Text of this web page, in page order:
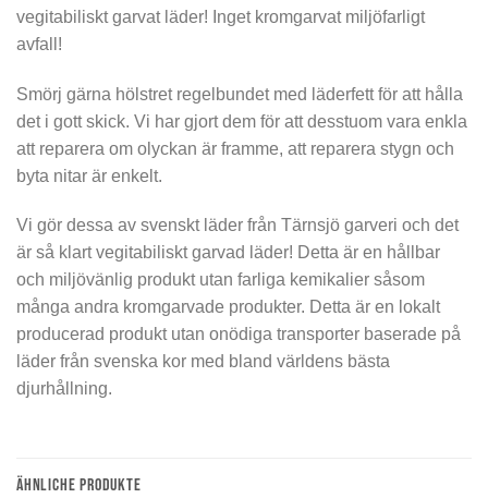
vegitabiliskt garvat läder! Inget kromgarvat miljöfarligt
avfall!
Smörj gärna hölstret regelbundet med läderfett för att hålla
det i gott skick. Vi har gjort dem för att desstuom vara enkla
att reparera om olyckan är framme, att reparera stygn och
byta nitar är enkelt.
Vi gör dessa av svenskt läder från Tärnsjö garveri och det
är så klart vegitabiliskt garvad läder! Detta är en hållbar
och miljövänlig produkt utan farliga kemikalier såsom
många andra kromgarvade produkter. Detta är en lokalt
producerad produkt utan onödiga transporter baserade på
läder från svenska kor med bland världens bästa
djurhållning.
ÄHNLICHE PRODUKTE